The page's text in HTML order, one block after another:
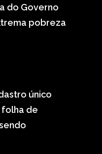
do Governo
pobreza
único
folha de